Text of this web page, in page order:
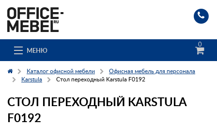
МЕНЮ
0
Каталог
О компании
Каталог офисной мебели
Офисная мебель для персонала
Karstula
Стол переходный Karstula F0192
СТОЛ ПЕРЕХОДНЫЙ KARSTULA
F0192